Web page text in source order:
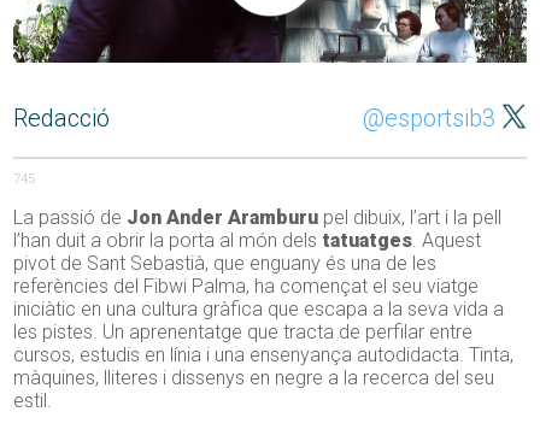
Redacció @esportsib3
745
La passió de Jon Ander Aramburu pel dibuix, l’art i la pell
l’han duit a obrir la porta al món dels tatuatges. Aquest
pivot de Sant Sebastià, que enguany és una de les
referències del Fibwi Palma, ha començat el seu viatge
iniciàtic en una cultura gràfica que escapa a la seva vida a
les pistes. Un aprenentatge que tracta de perfilar entre
cursos, estudis en línia i una ensenyança autodidacta. Tinta,
màquines, lliteres i dissenys en negre a la recerca del seu
estil.